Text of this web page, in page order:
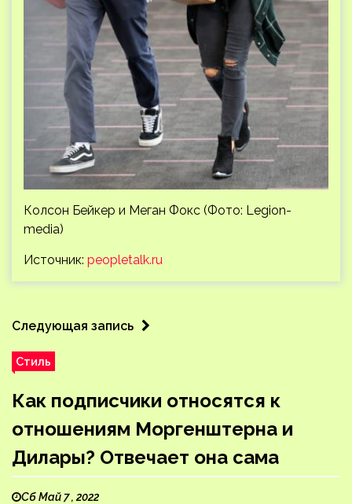
Колсон Бейкер и Меган Фокс (Фото: Legion-
media)
Источник: peopletalk.ru
Следующая запись
Стиль
Как подписчики относятся к
отношениям Моргенштерна и
Дилары? Отвечает она сама
Сб Май 7 , 2022